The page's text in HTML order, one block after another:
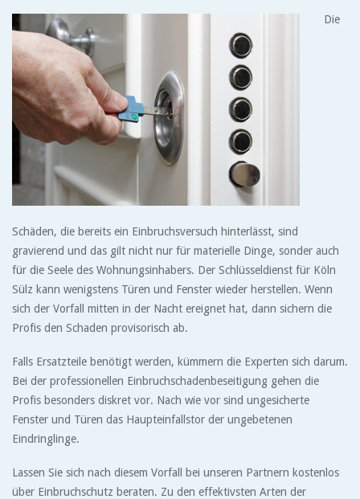
Die
Schäden, die bereits ein Einbruchsversuch hinterlässt, sind
gravierend und das gilt nicht nur für materielle Dinge, sonder auch
für die Seele des Wohnungsinhabers. Der Schlüsseldienst für Köln
Sülz kann wenigstens Türen und Fenster wieder herstellen. Wenn
sich der Vorfall mitten in der Nacht ereignet hat, dann sichern die
Profis den Schaden provisorisch ab.
Falls Ersatzteile benötigt werden, kümmern die Experten sich darum.
Bei der professionellen Einbruchschadenbeseitigung gehen die
Profis besonders diskret vor. Nach wie vor sind ungesicherte
Fenster und Türen das Haupteinfallstor der ungebetenen
Eindringlinge.
Lassen Sie sich nach diesem Vorfall bei unseren Partnern kostenlos
über Einbruchschutz beraten. Zu den effektivsten Arten der